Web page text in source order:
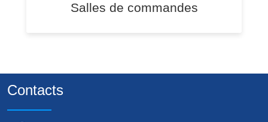
Salles de commandes
Contacts